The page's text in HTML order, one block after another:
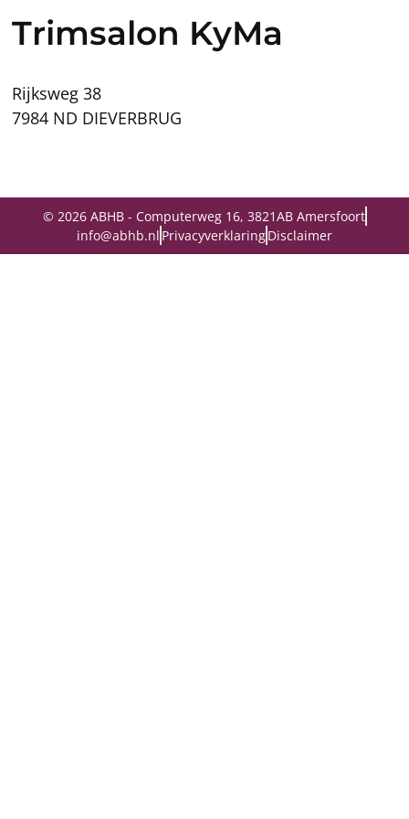
Trimsalon KyMa
Rijksweg 38
7984 ND DIEVERBRUG
© 2026 ABHB - Computerweg 16, 3821AB Amersfoort
info@abhb.nl PrivacyverklaringDisclaimer